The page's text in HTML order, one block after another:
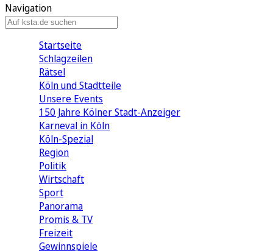
Navigation
Startseite
Schlagzeilen
Rätsel
Köln und Stadtteile
Unsere Events
150 Jahre Kölner Stadt-Anzeiger
Karneval in Köln
Köln-Spezial
Region
Politik
Wirtschaft
Sport
Panorama
Promis & TV
Freizeit
Gewinnspiele